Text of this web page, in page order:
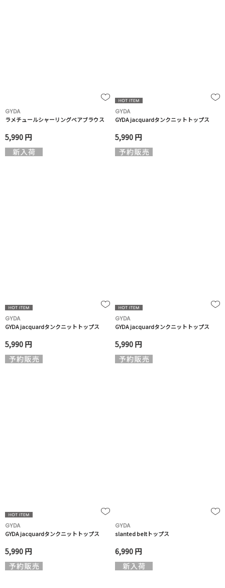
GYDA
ラメチュールシャーリングベアブラウス
5,990 円
GYDA
GYDA jacquardタンクニットトップス
5,990 円
GYDA
GYDA jacquardタンクニットトップス
5,990 円
GYDA
GYDA jacquardタンクニットトップス
5,990 円
GYDA
GYDA jacquardタンクニットトップス
5,990 円
GYDA
slanted beltトップス
6,990 円